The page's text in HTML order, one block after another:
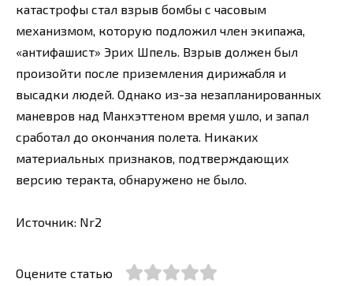
катастрофы стал взрыв бомбы с часовым
механизмом, которую подложил член экипажа,
«антифашист» Эрих Шпель. Взрыв должен был
произойти после приземления дирижабля и
высадки людей. Однако из-за незапланированных
маневров над Манхэттеном время ушло, и запал
сработал до окончания полета. Никаких
материальных признаков, подтверждающих
версию теракта, обнаружено не было.
Источник: Nr2
Оцените статью